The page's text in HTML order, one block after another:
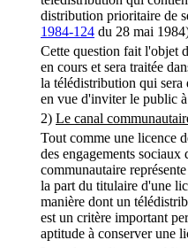
distribution prioritaire de
1984-124 du 28 mai
Cette question fait l'objet
en cours et sera traitée
la télédistribution qui
en vue d'inviter le public
2) Le canal
Tout comme une licence
des engagements sociaux
communautaire
la part du titulaire d'une
manière dont un
est un critère important
aptitude à conserver une